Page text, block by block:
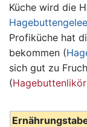
Küche wird die
Hagebuttengelee
Profiküche hat
bekommen (
sich gut zu
(Hagebuttenlikör